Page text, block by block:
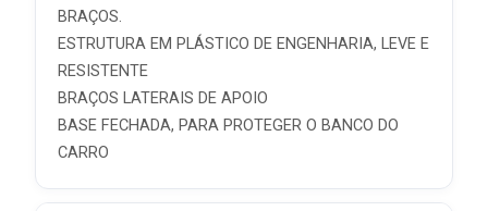
BRAÇOS.
ESTRUTURA EM PLÁSTICO DE ENGENHARIA, LEVE E
RESISTENTE
BRAÇOS LATERAIS DE APOIO
BASE FECHADA, PARA PROTEGER O BANCO DO
CARRO